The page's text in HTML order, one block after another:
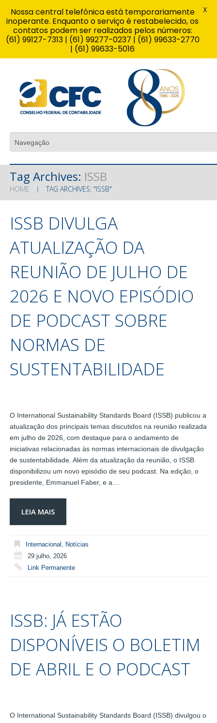
Tag Archives: ISSB
HOME TAG ARCHIVES: "ISSB"
ISSB DIVULGA
ATUALIZAÇÃO DA
REUNIÃO DE JULHO DE
2026 E NOVO EPISÓDIO
DE PODCAST SOBRE
NORMAS DE
SUSTENTABILIDADE
O International Sustainability Standards Board (ISSB) publicou a
atualização dos principais temas discutidos na reunião realizada
em julho de 2026, com destaque para o andamento de
iniciativas relacionadas às normas internacionais de divulgação
de sustentabilidade. Além da atualização da reunião, o ISSB
disponibilizou um novo episódio de seu podcast. Na edição, o
presidente, Emmanuel Faber, e a…
LEIA MAIS
Internacional , Notícias
29 julho, 2026
Link Permanente
ISSB: JÁ ESTÃO
DISPONÍVEIS O BOLETIM
DE ABRIL E O PODCAST
O International Sustainability Standards Board (ISSB) divulgou o
Nossa central telefônica está temporariamente
inoperante. Enquanto o serviço é restabelecido, os
contatos podem ser realizados pelos números:
(61) 99127-7313 | (61) 99277-0237 | (61) 99633-2770
| (61) 99633-5016
X